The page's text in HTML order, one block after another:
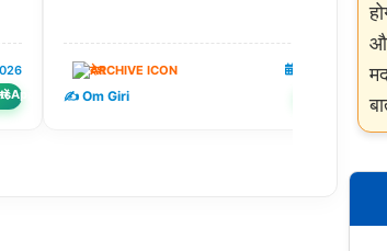
देश 05 Aug 2026
✍️ Om Giri